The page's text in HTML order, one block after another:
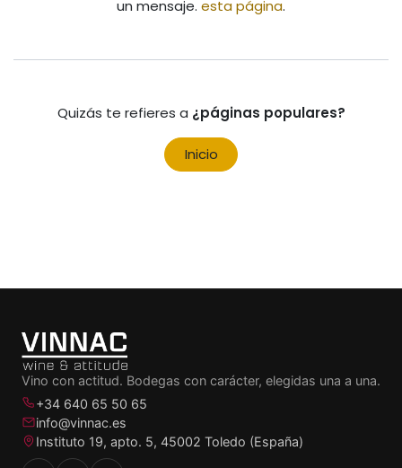
un mensaje. esta página.
Quizás te refieres a ¿páginas populares?
Inicio
Vino con actitud. Bodegas con carácter, elegidas una a una.
+34 640 65 50 65
info@vinnac.es
Instituto 19, apto. 5, 45002 Toledo (España)